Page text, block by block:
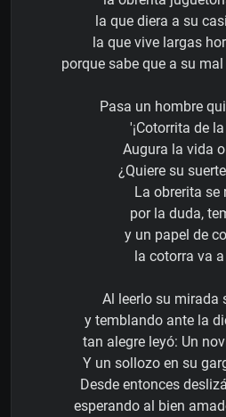
la que diera a su
la que vive largas
porque sabe que a su
Pasa un hombre
'¡Cotorrita de
Augura la vida
¿Quiere su
La obrerita se
por la duda,
y un papel de
la cotorra va
Al leerlo su mirada
y temblando ante la
tan alegre leyó: Un
Y un sollozo en su
Desde entonces
esperando al bien